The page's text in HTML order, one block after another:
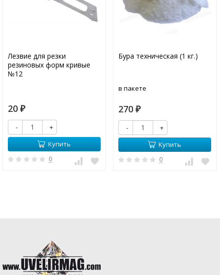
Лезвие для резки
резиновых форм кривые
№12
20 ₽
-
+
Купить
0
Бура техническая (1 кг.)
в пакете
270 ₽
-
+
Купить
0